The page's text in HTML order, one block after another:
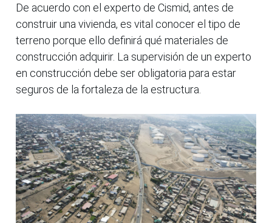
De acuerdo con el experto de Cismid, antes de
construir una vivienda, es vital conocer el tipo de
terreno porque ello definirá qué materiales de
construcción adquirir. La supervisión de un experto
en construcción debe ser obligatoria para estar
seguros de la fortaleza de la estructura.